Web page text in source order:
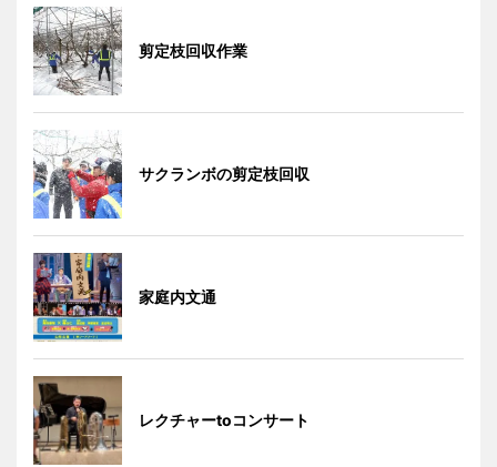
剪定枝回収作業
サクランボの剪定枝回収
家庭内文通
レクチャーtoコンサート